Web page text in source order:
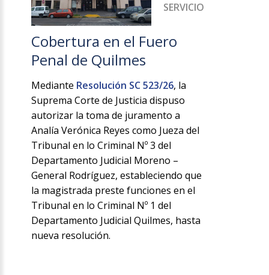
SERVICIO
Cobertura en el Fuero
Penal de Quilmes
Mediante Resolución SC 523/26, la
Suprema Corte de Justicia dispuso
autorizar la toma de juramento a
Analía Verónica Reyes como Jueza del
Tribunal en lo Criminal Nº 3 del
Departamento Judicial Moreno –
General Rodríguez, estableciendo que
la magistrada preste funciones en el
Tribunal en lo Criminal Nº 1 del
Departamento Judicial Quilmes, hasta
nueva resolución.